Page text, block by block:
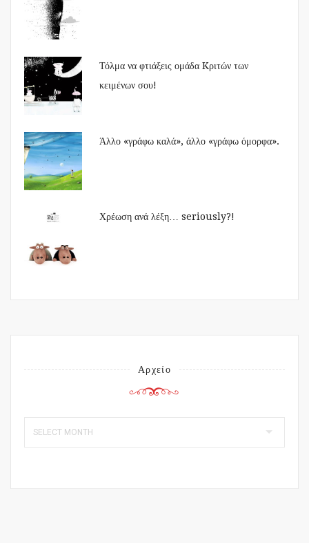
Τόλμα να φτιάξεις ομάδα Kριτών των
κειμένων σου!
Άλλο «γράφω καλά», άλλο «γράφω όμορφα».
Χρέωση ανά λέξη… seriously?!
Αρχείο